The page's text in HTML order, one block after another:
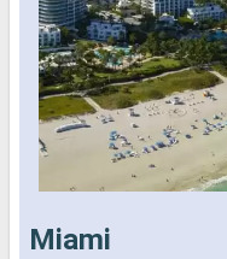
Miami